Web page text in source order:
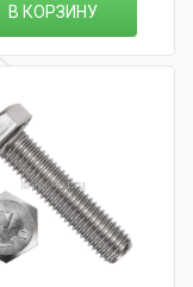
В КОРЗИНУ